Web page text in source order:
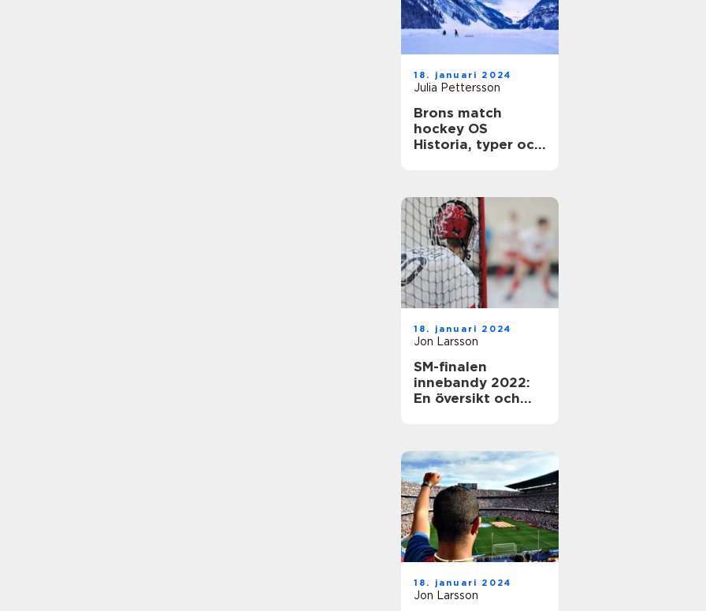
18. januari 2024
Julia Pettersson
Brons match
hockey OS
Historia, typer och
18. januari 2024
Jon Larsson
SM-finalen
innebandy 2022:
En översikt och
18. januari 2024
Jon Larsson